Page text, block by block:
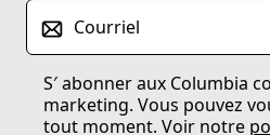
Courriel
S′ abonner aux Columbia
marketing. Vous pouvez
tout moment. Voir notre